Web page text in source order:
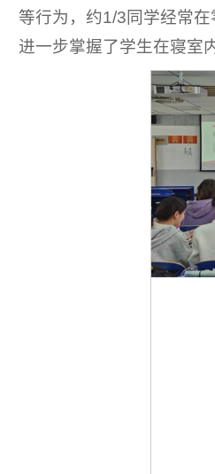
等行为，约1/3同学经常
进一步掌握了学生在寝室